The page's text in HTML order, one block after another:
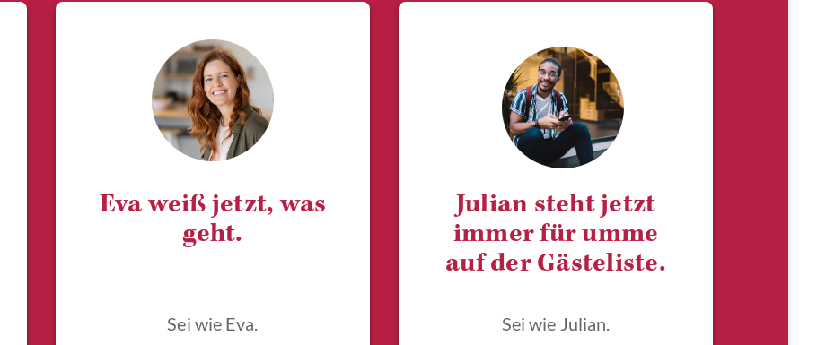
Eva weiß jetzt, was
geht.
Sei wie Eva.
Julian steht jetzt
immer für umme
auf der Gästeliste.
Sei wie Julian.